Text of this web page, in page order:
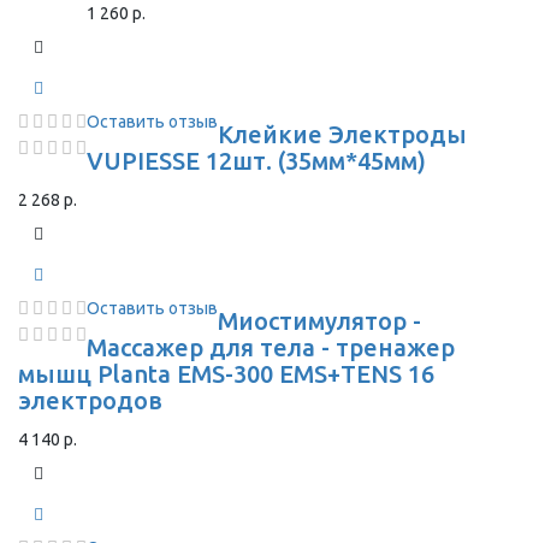
1 260 р.
Оставить отзывКлейкие Электроды
VUPIESSE 12шт. (35мм*45мм)
2 268 р.
Оставить отзывМиостимулятор -
Массажер для тела - тренажер
мышц Planta EMS-300 EMS+TENS 16
электродов
4 140 р.